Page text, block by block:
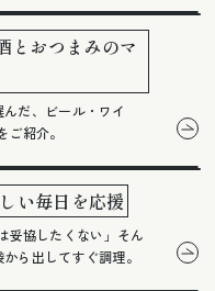
とおつまみのマ
だ、ビール・ワイ
紹介。
い毎日を応援
妥協したくない」そん
ら出してすぐ調理。